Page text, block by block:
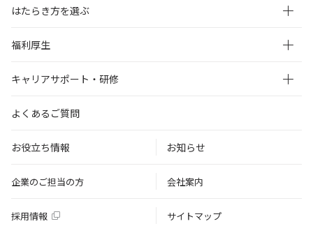
はたらき方を選ぶ
福利厚生
キャリアサポート・研修
よくあるご質問
お役立ち情報 お知らせ
企業のご担当の方 会社案内
採用情報 サイトマップ